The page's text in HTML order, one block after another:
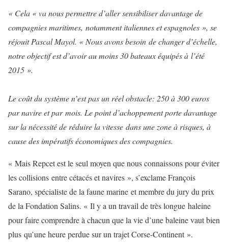
« Cela « va nous permettre d’aller sensibiliser davantage de
compagnies maritimes, notamment italiennes et espagnoles », se
réjouit Pascal Mayol. « Nous avons besoin de changer d’échelle,
notre objectif est d’avoir au moins 30 bateaux équipés à l’été
2015 ».
Le coût du système n’est pas un réel obstacle: 250 à 300 euros
par navire et par mois. Le point d’achoppement porte davantage
sur la nécessité de réduire la vitesse dans une zone à risques, à
cause des impératifs économiques des compagnies.
« Mais Repcet est le seul moyen que nous connaissons pour éviter
les collisions entre cétacés et navires », s’exclame François
Sarano, spécialiste de la faune marine et membre du jury du prix
de la Fondation Salins. « Il y a un travail de très longue haleine
pour faire comprendre à chacun que la vie d’une baleine vaut bien
plus qu’une heure perdue sur un trajet Corse-Continent ».